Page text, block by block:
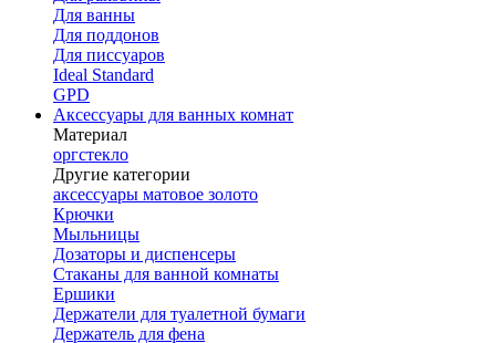
Для ванны
Для поддонов
Для писсуаров
Ideal Standard
GPD
Аксессуары для ванных комнат
Материал
оргстекло
Другие категории
аксессуары матовое золото
Крючки
Мыльницы
Дозаторы и диспенсеры
Стаканы для ванной комнаты
Ершики
Держатели для туалетной бумаги
Держатель для фена